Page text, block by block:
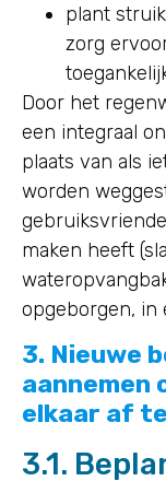
plant
zorg
Door het
een integraal
plaats van als
worden
maken heeft
opgeborgen, in
3. Nieuwe
aannemen
elkaar af
3.1.